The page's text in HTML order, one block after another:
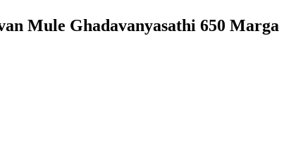
Mule Ghadavanyasathi 650 Marga